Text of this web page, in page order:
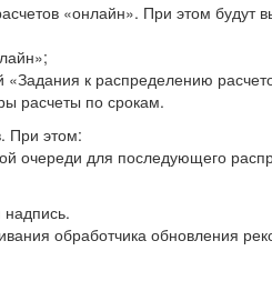
«онлайн». При этом будут
«Задания к распределению
расчеты по срокам.
При этом:
очереди для последующего
обработчика обновления